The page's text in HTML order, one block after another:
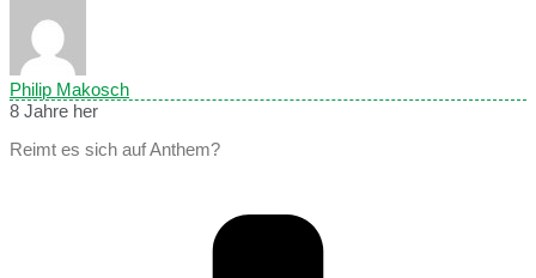
Philip Makosch
8 Jahre her
Reimt es sich auf Anthem?